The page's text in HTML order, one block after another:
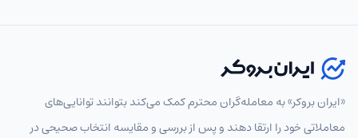
«ایران بروکر» به معامله‌گران محترم کمک می‌کند بتوانند توانایی‌های
معاملاتی خود را ارتقا دهند و پس از بررسی و مقایسه انتخاب‌ صحیحی در